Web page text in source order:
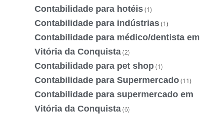
Contabilidade para hotéis(1)
Contabilidade para indústrias(1)
Contabilidade para médico/dentista em
Vitória da Conquista(2)
Contabilidade para pet shop(1)
Contabilidade para Supermercado(11)
Contabilidade para supermercado em
Vitória da Conquista(6)